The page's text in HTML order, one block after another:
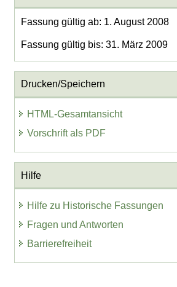
Fassung gültig ab: 1. August 2008
Fassung gültig bis: 31. März 2009
Drucken/Speichern
HTML-Gesamtansicht
Vorschrift als PDF
Hilfe
Hilfe zu Historische Fassungen
Fragen und Antworten
Barrierefreiheit